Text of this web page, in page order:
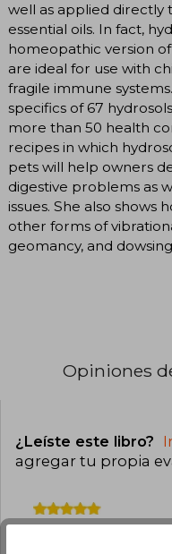
well as applied directly
essential oils. In fact,
homeopathic version
are ideal for use with
fragile immune
specifics of 67
more than 50 health
recipes in which
pets will help owners
digestive problems as
issues. She also shows
other forms of
geomancy, and
Opiniones
¿Leíste este libro?
agregar tu propia